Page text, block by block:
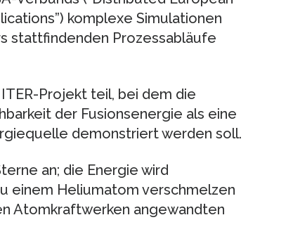
komplexe Simulationen
stattfindenden Prozessabläufe
Projekt teil, bei dem die
der Fusionsenergie als eine
demonstriert werden soll.
an; die Energie wird
einem Heliumatom verschmelzen
Atomkraftwerken angewandten